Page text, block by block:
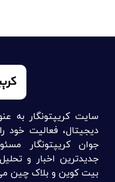
سایت کریپتونگار به
جوان کریپتونگار
جدیدترین اخبار و
بیت کوین و بلاک چین